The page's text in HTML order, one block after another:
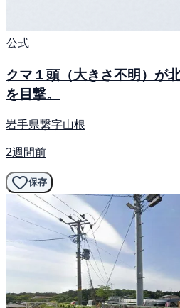
公式
クマ１頭（大きさ不明）が
を目撃。
岩手県繋字山根
2週間前
保存